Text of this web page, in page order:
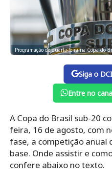
Programação de quarta-feira na Copa do
Siga o
Entre no
A Copa do Brasil sub-20
feira, 16 de agosto, com
fase, a competição anual
base. Onde assistir e
confere abaixo no texto.